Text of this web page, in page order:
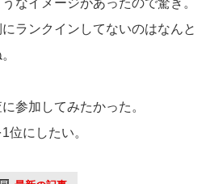
なイメージがあったので驚き。
ランクインしてないのはなんと
参加してみたかった。
位にしたい。